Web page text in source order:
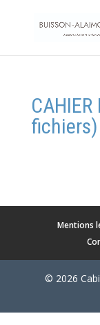
CAHIER
fichiers)
Mentions
© 2026